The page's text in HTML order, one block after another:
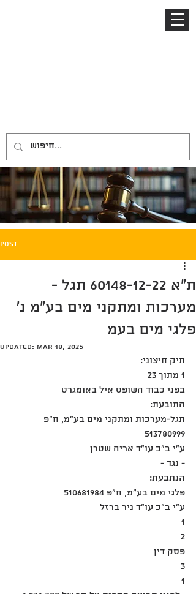
משרד עורכי דין
Post
ת"א 60148-12-22 תגל -
מערכות ומתקני מים בע"מ נ'
פלגי מים בעמ
Updated: Mar 18, 2025
תיק חיצוני:
1 מתוך 23
בפני כבוד השופט איל באומגרט
התובעת:
תגל-מערכות ומתקני מים בע"מ, ח"פ
513780999
ע"י ב"כ עו"ד אריה שטרן
- נגד -
הנתבעת:
פלגי מים בע"מ, ח"פ 510681984
ע"י ב"כ עו"ד ניר ברזל
1
2
פסק דין
3
1